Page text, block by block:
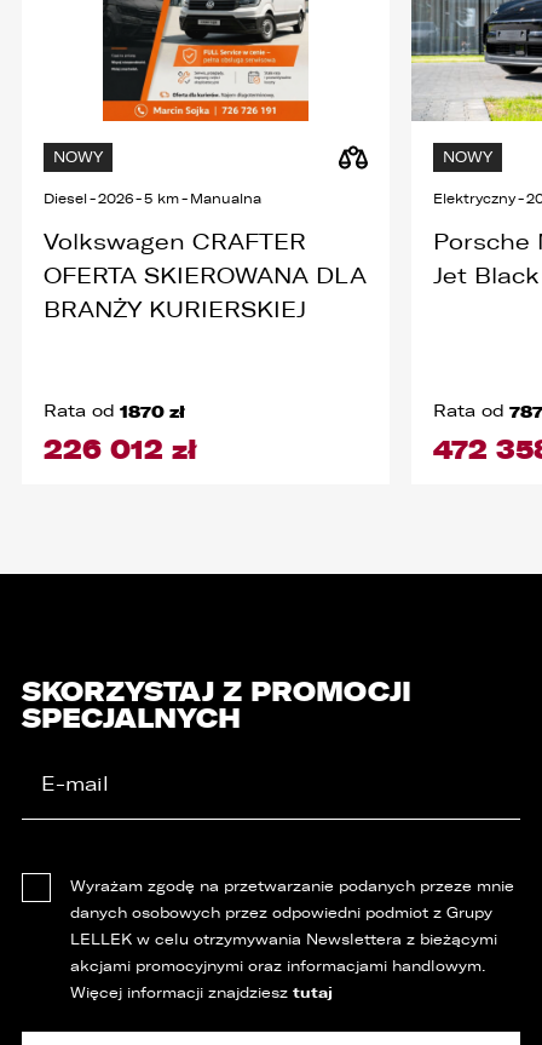
NOWY
Diesel -2026-5 km- Manualna
Volkswagen CRAFTER
OFERTA SKIEROWANA DLA
BRANŻY KURIERSKIEJ
Rata od 1870 zł
226 012 zł
NOWY
Elektryczny-
Porsche
Jet
Rata od
472
SKORZYSTAJ Z PROMOCJI
SPECJALNYCH
Wyrażam zgodę na przetwarzanie podanych przeze mnie
danych osobowych przez odpowiedni podmiot z Grupy
LELLEK w celu otrzymywania Newslettera z bieżącymi
akcjami promocyjnymi oraz informacjami handlowym.
Więcej informacji znajdziesz tutaj